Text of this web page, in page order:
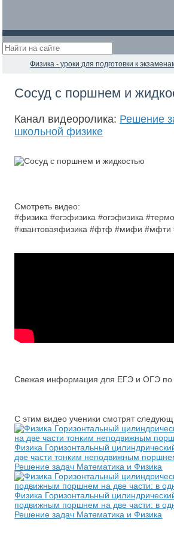
Физика - уроки для подготовки к
Сосуд с поршнем и
Канал видеоролика: Решение
школьной физике
Смотреть видео:
#физика #егэфизика #огэфизика
#квантоваяфизика #фтф #мифи #мфти
Свежая информация для ЕГЭ и ОГЭ по
С этим видео ученики смотрят
Физика Горизонтальный
две части тонким неподвижным
Решение задач Математика и Физика
Физика Горизонтальный
подвижным поршнем на две части: в
Решение задач Математика и Физика